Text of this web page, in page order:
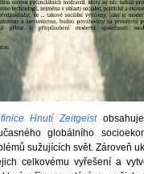
Hnutí Zeitgeist
globálního
sužujících svět. Zároveň
celkovému vyřešení a